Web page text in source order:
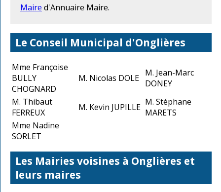
Maire d'Annuaire Maire.
Le Conseil Municipal d'Onglières
Mme Françoise
BULLY
CHOGNARD
M. Nicolas DOLE M. Jean-Marc
DONEY
M. Thibaut
FERREUX
M. Kevin JUPILLE M. Stéphane
MARETS
Mme Nadine
SORLET
Les Mairies voisines à Onglières et
leurs maires